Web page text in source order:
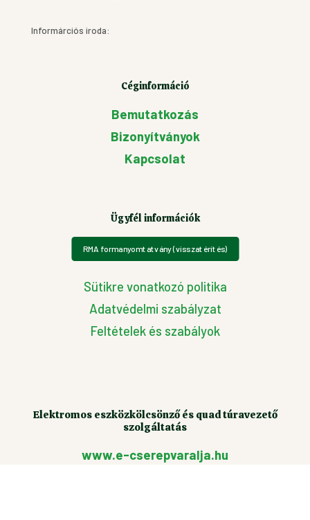
Informárciós iroda:
Céginformáció
Bemutatkozás
Bizonyítványok
Kapcsolat
Ügyfél információk
RMA formanyomtatvány (visszatérítés)
Sütikre vonatkozó politika
Adatvédelmi szabályzat
Feltételek és szabályok
Elektromos eszközkölcsönző és quad túravezető
szolgáltatás
www.e-cserepvaralja.hu